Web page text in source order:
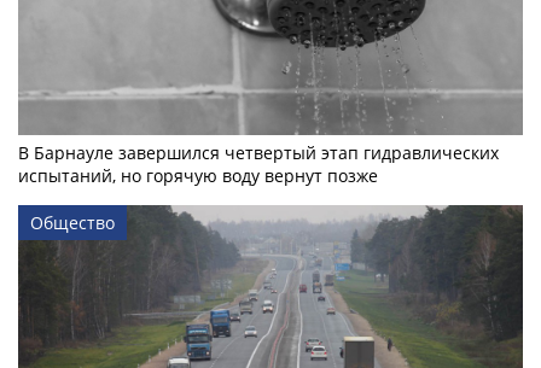
В Барнауле завершился четвертый этап гидравлических
испытаний, но горячую воду вернут позже
Общество